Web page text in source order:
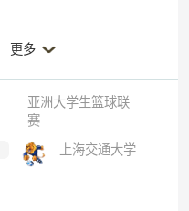
更多
亚洲大学生篮球联
赛
上海交通大学